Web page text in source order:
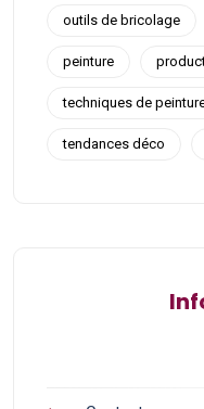
outils de bricolage
peinture
techniques de
tendances déco